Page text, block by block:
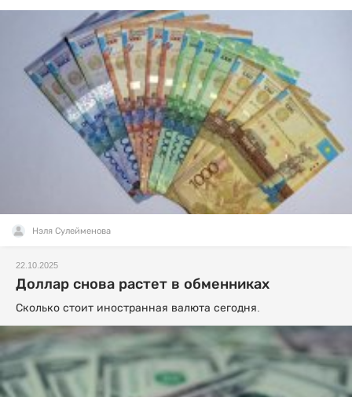
Нэля Сулейменова
22.10.2025
Доллар снова растет в обменниках
Сколько стоит иностранная валюта сегодня.